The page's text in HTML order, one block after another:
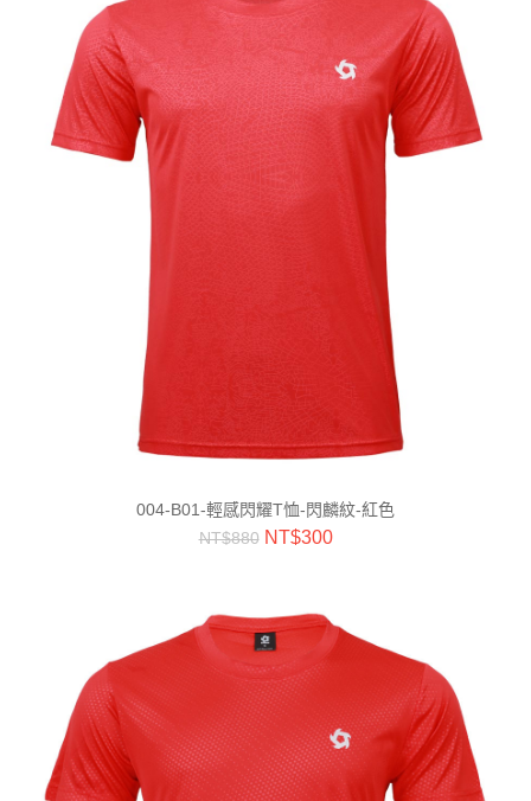
004-B01-輕感閃耀T恤-閃麟紋-紅色
NT$880 NT$300